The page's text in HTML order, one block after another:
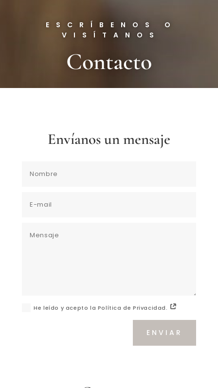
ESCRÍBENOS O
VISÍTANOS
Contacto
Envíanos un mensaje
He leído y acepto la Política de Privacidad.
ENVIAR